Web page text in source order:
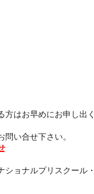
はお早めにお申し出く
い合せ下さい。
ショナルプリスクール